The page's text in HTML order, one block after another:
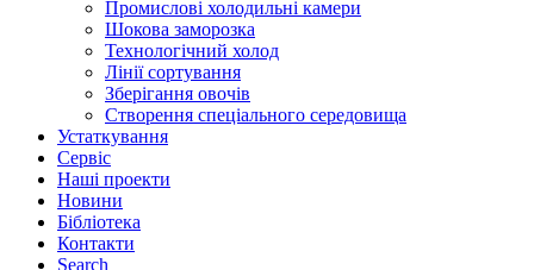
Промислові холодильні камери
Шокова заморозка
Технологічний холод
Лінії сортування
Зберігання овочів
Створення спеціального середовища
Устаткування
Сервіс
Наші проекти
Новини
Бібліотека
Контакти
Search